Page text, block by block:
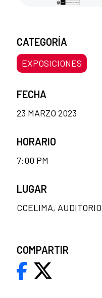
CATEGORÍA
EXPOSICIONES
FECHA
23 MARZO 2023
HORARIO
7:00 PM
LUGAR
CCELIMA, AUDITORIO
COMPARTIR